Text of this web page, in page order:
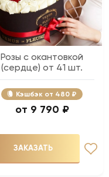
Розы с окантовкой
(сердце) от 41 шт.
Кэшбэк 480 ₽
9 790 ₽
ЗАКАЗАТЬ